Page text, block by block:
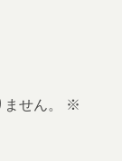
せん。
※